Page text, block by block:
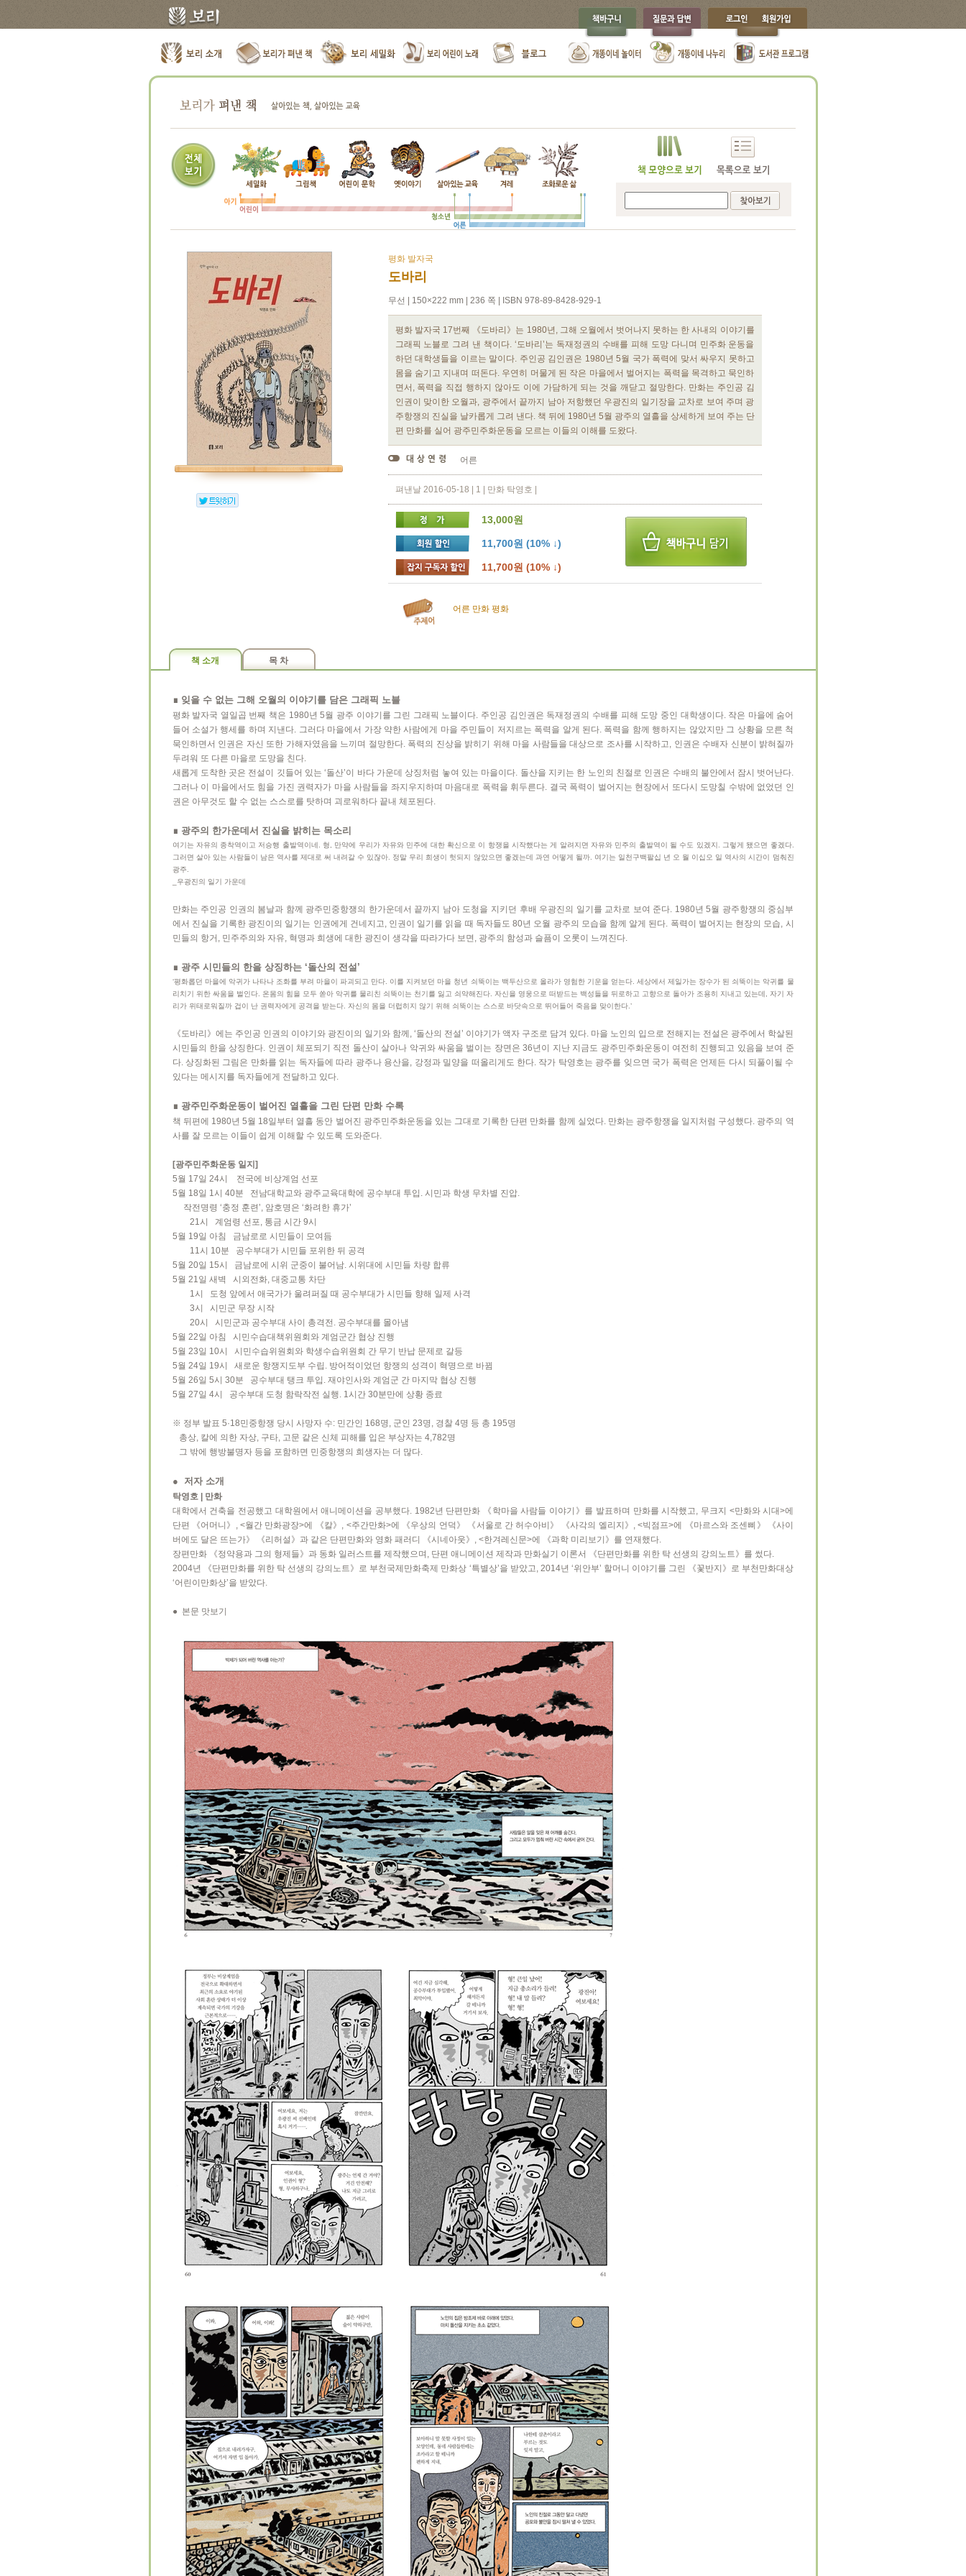
평화 발자국
도바리
무선 | 150×222 mm | 236 쪽 | ISBN 978-89-8428-929-1
평화 발자국 17번째 《도바리》는 1980년, 그해 오월에서 벗어나지 못하는 한 사내의 이야기를
그래픽 노블로 그려 낸 책이다. ‘도바리’는 독재정권의 수배를 피해 도망 다니며 민주화 운동을
하던 대학생들을 이르는 말이다. 주인공 김인권은 1980년 5월 국가 폭력에 맞서 싸우지 못하고
몸을 숨기고 지내며 떠돈다. 우연히 머물게 된 작은 마을에서 벌어지는 폭력을 목격하고 묵인하
면서, 폭력을 직접 행하지 않아도 이에 가담하게 되는 것을 깨닫고 절망한다. 만화는 주인공 김
인권이 맞이한 오월과, 광주에서 끝까지 남아 저항했던 우광진의 일기장을 교차로 보여 주며 광
주항쟁의 진실을 날카롭게 그려 낸다. 책 뒤에 1980년 5월 광주의 열흘을 상세하게 보여 주는 단
편 만화를 실어 광주민주화운동을 모르는 이들의 이해를 도왔다.
어른
펴낸날 2016-05-18 | 1 | 만화 탁영호 |
13,000원
11,700원 (10% ↓)
11,700원 (10% ↓)
어른 만화 평화
책 소개 목 차
∎ 잊을 수 없는 그해 오월의 이야기를 담은 그래픽 노블
평화 발자국 열일곱 번째 책은 1980년 5월 광주 이야기를 그린 그래픽 노블이다. 주인공 김인권은 독재정권의 수배를 피해 도망 중인 대학생이다. 작은 마을에 숨어
들어 소설가 행세를 하며 지낸다. 그러다 마을에서 가장 약한 사람에게 마을 주민들이 저지르는 폭력을 알게 된다. 폭력을 함께 행하지는 않았지만 그 상황을 모른 척
묵인하면서 인권은 자신 또한 가해자였음을 느끼며 절망한다. 폭력의 진상을 밝히기 위해 마을 사람들을 대상으로 조사를 시작하고, 인권은 수배자 신분이 밝혀질까
두려워 또 다른 마을로 도망을 친다.
새롭게 도착한 곳은 전설이 깃들어 있는 ‘돌산’이 바다 가운데 상징처럼 놓여 있는 마을이다. 돌산을 지키는 한 노인의 친절로 인권은 수배의 불안에서 잠시 벗어난다.
그러나 이 마을에서도 힘을 가진 권력자가 마을 사람들을 좌지우지하며 마음대로 폭력을 휘두른다. 결국 폭력이 벌어지는 현장에서 또다시 도망칠 수밖에 없었던 인
권은 아무것도 할 수 없는 스스로를 탓하며 괴로워하다 끝내 체포된다.
∎ 광주의 한가운데서 진실을 밝히는 목소리
여기는 자유의 종착역이고 저승행 출발역이네. 형, 만약에 우리가 자유와 민주에 대한 확신으로 이 항쟁을 시작했다는 게 알려지면 자유와 민주의 출발역이 될 수도 있겠지. 그렇게 됐으면 좋겠다.
그러면 살아 있는 사람들이 남은 역사를 제대로 써 내려갈 수 있잖아. 정말 우리 희생이 헛되지 않았으면 좋겠는데 과연 어떻게 될까. 여기는 일천구백팔십 년 오 월 이십오 일 역사의 시간이 멈춰진
광주.
_우광진의 일기 가운데
만화는 주인공 인권의 봄날과 함께 광주민중항쟁의 한가운데서 끝까지 남아 도청을 지키던 후배 우광진의 일기를 교차로 보여 준다. 1980년 5월 광주항쟁의 중심부
에서 진실을 기록한 광진이의 일기는 인권에게 건네지고, 인권이 일기를 읽을 때 독자들도 80년 오월 광주의 모습을 함께 알게 된다. 폭력이 벌어지는 현장의 모습, 시
민들의 항거, 민주주의와 자유, 혁명과 희생에 대한 광진이 생각을 따라가다 보면, 광주의 함성과 슬픔이 오롯이 느껴진다.
∎ 광주 시민들의 한을 상징하는 ‘돌산의 전설’
‘평화롭던 마을에 악귀가 나타나 조화를 부려 마을이 파괴되고 만다. 이를 지켜보던 마을 청년 쇠뚝이는 백두산으로 올라가 영험한 기운을 얻는다. 세상에서 제일가는 장수가 된 쇠뚝이는 악귀를 물
리치기 위한 싸움을 벌인다. 온몸의 힘을 모두 쏟아 악귀를 물리친 쇠뚝이는 천기를 잃고 쇠약해진다. 자신을 영웅으로 떠받드는 백성들을 뒤로하고 고향으로 돌아가 조용히 지내고 있는데, 자기 자
리가 위태로워질까 겁이 난 권력자에게 공격을 받는다. 자신의 몸을 더럽히지 않기 위해 쇠뚝이는 스스로 바닷속으로 뛰어들어 죽음을 맞이한다.’
《도바리》에는 주인공 인권의 이야기와 광진이의 일기와 함께, ‘돌산의 전설’ 이야기가 액자 구조로 담겨 있다. 마을 노인의 입으로 전해지는 전설은 광주에서 학살된
시민들의 한을 상징한다. 인권이 체포되기 직전 돌산이 살아나 악귀와 싸움을 벌이는 장면은 36년이 지난 지금도 광주민주화운동이 여전히 진행되고 있음을 보여 준
다. 상징화된 그림은 만화를 읽는 독자들에 따라 광주나 용산을, 강정과 밀양을 떠올리게도 한다. 작가 탁영호는 광주를 잊으면 국가 폭력은 언제든 다시 되풀이될 수
있다는 메시지를 독자들에게 전달하고 있다.
∎ 광주민주화운동이 벌어진 열흘을 그린 단편 만화 수록
책 뒤편에 1980년 5월 18일부터 열흘 동안 벌어진 광주민주화운동을 있는 그대로 기록한 단편 만화를 함께 실었다. 만화는 광주항쟁을 일지처럼 구성했다. 광주의 역
사를 잘 모르는 이들이 쉽게 이해할 수 있도록 도와준다.
[광주민주화운동 일지]
5월 17일 24시 전국에 비상계엄 선포
5월 18일 1시 40분 전남대학교와 광주교육대학에 공수부대 투입. 시민과 학생 무차별 진압.
작전명령 ‘충정 훈련’, 암호명은 ‘화려한 휴가’
21시 계엄령 선포, 통금 시간 9시
5월 19일 아침 금남로로 시민들이 모여듬
11시 10분 공수부대가 시민들 포위한 뒤 공격
5월 20일 15시 금남로에 시위 군중이 불어남. 시위대에 시민들 차량 합류
5월 21일 새벽 시외전화, 대중교통 차단
1시 도청 앞에서 애국가가 울려퍼질 때 공수부대가 시민들 향해 일제 사격
3시 시민군 무장 시작
20시 시민군과 공수부대 사이 총격전. 공수부대를 몰아냄
5월 22일 아침 시민수습대책위원회와 계엄군간 협상 진행
5월 23일 10시 시민수습위원회와 학생수습위원회 간 무기 반납 문제로 갈등
5월 24일 19시 새로운 항쟁지도부 수립. 방어적이었던 항쟁의 성격이 혁명으로 바뀜
5월 26일 5시 30분 공수부대 탱크 투입. 재야인사와 계엄군 간 마지막 협상 진행
5월 27일 4시 공수부대 도청 함락작전 실행. 1시간 30분만에 상황 종료
※ 정부 발표 5·18민중항쟁 당시 사망자 수: 민간인 168명, 군인 23명, 경찰 4명 등 총 195명
총상, 칼에 의한 자상, 구타, 고문 같은 신체 피해를 입은 부상자는 4,782명
그 밖에 행방불명자 등을 포함하면 민중항쟁의 희생자는 더 많다.
● 저자 소개
탁영호 | 만화
대학에서 건축을 전공했고 대학원에서 애니메이션을 공부했다. 1982년 단편만화 《학마을 사람들 이야기》를 발표하며 만화를 시작했고, 무크지 <만화와 시대>에
단편 《어머니》, <월간 만화광장>에 《칼》, <주간만화>에 《우상의 언덕》 《서울로 간 허수아비》 《사각의 엘리지》, <빅점프>에 《마르스와 조센삐》 《사이
버에도 달은 뜨는가》 《리허설》과 같은 단편만화와 영화 패러디 《시네아웃》, <한겨레신문>에 《과학 미리보기》를 연재했다.
장편만화 《정약용과 그의 형제들》과 동화 일러스트를 제작했으며, 단편 애니메이션 제작과 만화실기 이론서 《단편만화를 위한 탁 선생의 강의노트》를 썼다.
2004년 《단편만화를 위한 탁 선생의 강의노트》로 부천국제만화축제 만화상 ‘특별상’을 받았고, 2014년 ‘위안부’ 할머니 이야기를 그린 《꽃반지》로 부천만화대상
‘어린이만화상’을 받았다.
● 본문 맛보기